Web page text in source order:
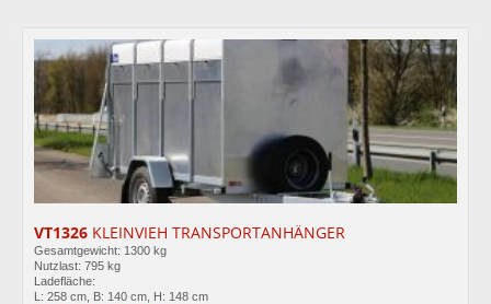
VT1326 KLEINVIEH TRANSPORTANHÄNGER
Gesamtgewicht: 1300 kg
Nutzlast: 795 kg
Ladefläche:
L: 258 cm, B: 140 cm, H: 148 cm